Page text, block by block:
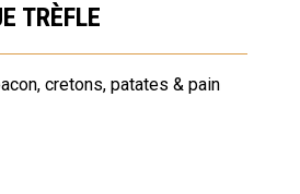
TRÈFLE
cretons, patates & pain